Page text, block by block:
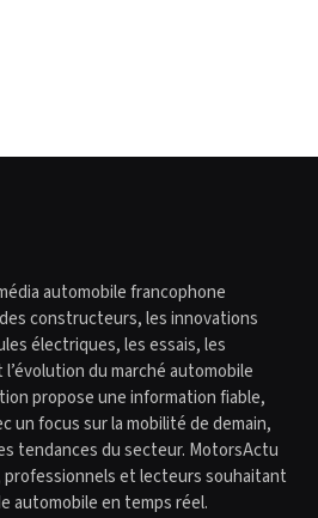
automobile francophone
constructeurs, les innovations
électriques, les essais, les
du marché automobile
propose une information fiable,
un focus sur la mobilité de demain,
tendances du secteur. MotorsActu
professionnels et lecteurs souhaitant
automobile en temps réel.